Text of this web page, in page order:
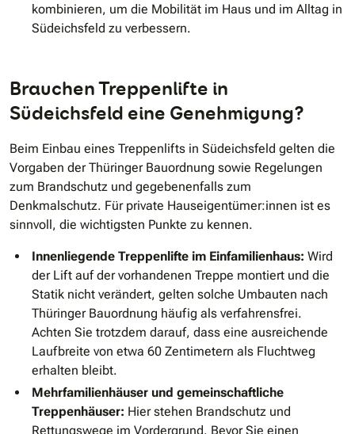
kombinieren, um die Mobilität im Haus und im Alltag in
Südeichsfeld zu verbessern.
Brauchen Treppenlifte in
Südeichsfeld eine Genehmigung?
Beim Einbau eines Treppenlifts in Südeichsfeld gelten die
Vorgaben der Thüringer Bauordnung sowie Regelungen
zum Brandschutz und gegebenenfalls zum
Denkmalschutz. Für private Hauseigentümer:innen ist es
sinnvoll, die wichtigsten Punkte zu kennen.
Innenliegende Treppenlifte im Einfamilienhaus: Wird
der Lift auf der vorhandenen Treppe montiert und die
Statik nicht verändert, gelten solche Umbauten nach
Thüringer Bauordnung häufig als verfahrensfrei.
Achten Sie trotzdem darauf, dass eine ausreichende
Laufbreite von etwa 60 Zentimetern als Fluchtweg
erhalten bleibt.
Mehrfamilienhäuser und gemeinschaftliche
Treppenhäuser: Hier stehen Brandschutz und
Rettungswege im Vordergrund. Bevor Sie einen